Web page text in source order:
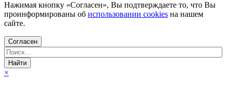
Нажимая кнопку «Согласен», Вы подтверждаете то, что Вы
проинформированы об использовании cookies на нашем
сайте.
Согласен
×